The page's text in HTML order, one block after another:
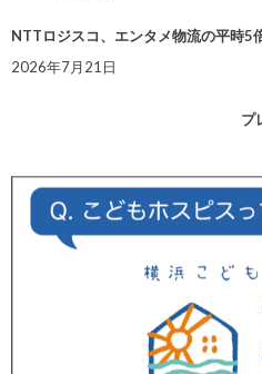
NTTロジスコ、エンタメ物流の平時
2026年7月21日
プ